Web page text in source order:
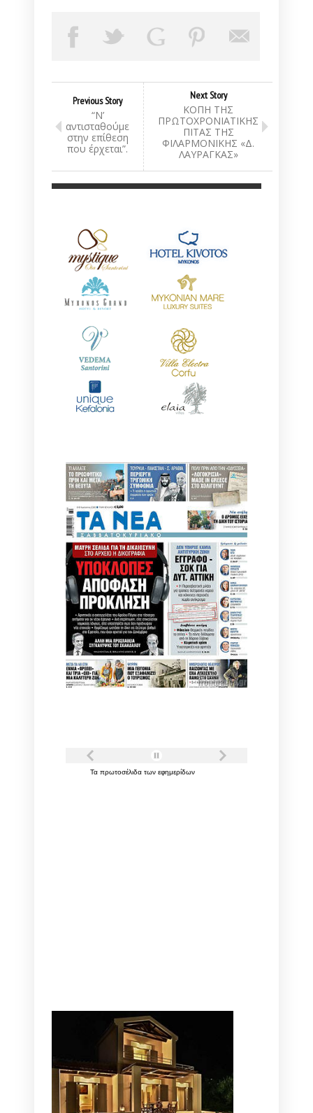
Previous Story
“Ν’
αντισταθούμε
στην επίθεση
που έρχεται”.
Next Story
ΚΟΠΗ ΤΗΣ
ΠΡΩΤΟΧΡΟΝΙΑΤΙΚΗΣ
ΠΙΤΑΣ ΤΗΣ
ΦΙΛΑΡΜΟΝΙΚΗΣ «Δ.
ΛΑΥΡΑΓΚΑΣ»
Τα πρωτοσέλιδα των εφημερίδων